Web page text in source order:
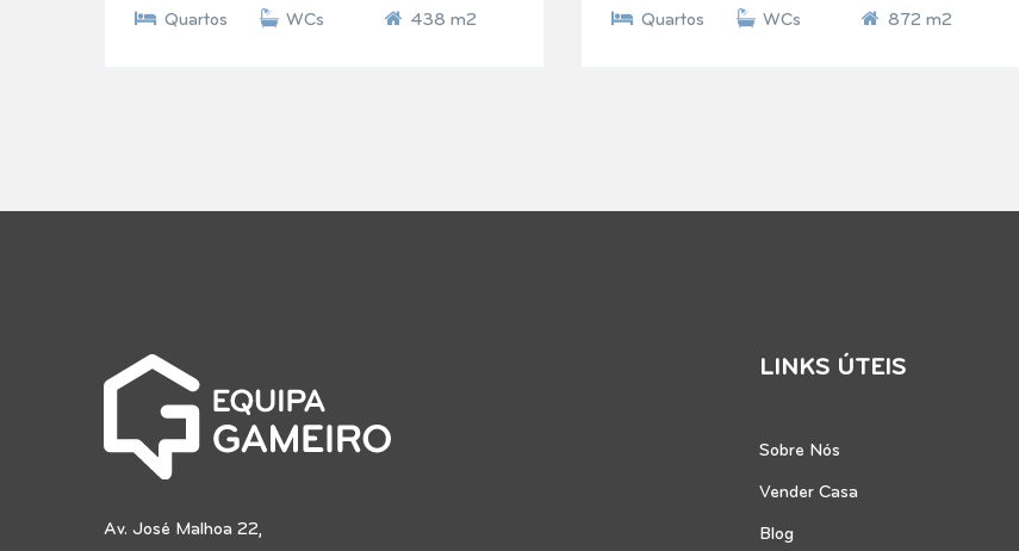
Quartos WCs 438 m2 Quartos WCs 872 m2
Av. José Malhoa 22,
LINKS ÚTEIS
Sobre Nós
Vender Casa
Blog